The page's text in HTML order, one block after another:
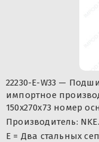
22230-E-W33 —
импортное
150x270x73 номер
Производитель: NKE.
E = Два стальных